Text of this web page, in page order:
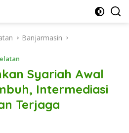
Banjarmasin
Syariah Awal
Intermediasi
Terjaga